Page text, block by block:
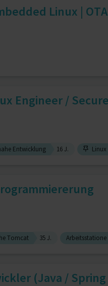
Linux |
Engineer /
Entwicklung 16 J.
Tomcat 35 J. Arbeitsstatione
(Java /